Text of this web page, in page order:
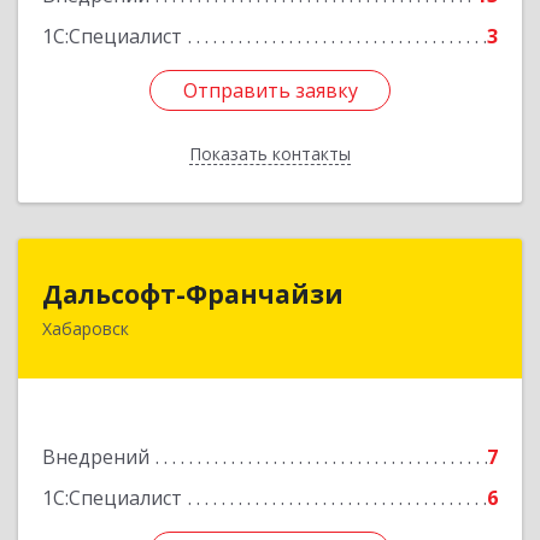
1С:Специалист
3
Отправить заявку
Показать контакты
Отправить заявку
Назад
Дальсофт-Франчайзи
Хабаровск
Внедрений
7
1С:Специалист
6
Дальсофт-Франчайзи
680017, Хабаровский край, Хабаровск г,